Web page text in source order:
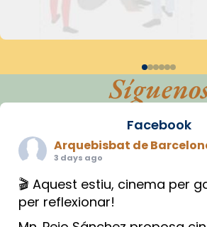
Facebook
Arquebisbat de
3 days ago
🎬 Aquest estiu, cinema per
per reflexionar!